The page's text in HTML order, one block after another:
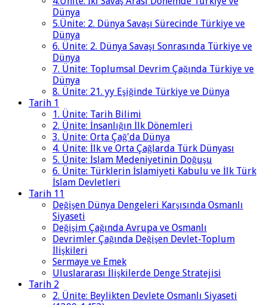
Dünya
5.Ünite: 2. Dünya Savaşı Sürecinde Türkiye ve
Dünya
6. Ünite: 2. Dünya Savaşı Sonrasında Türkiye ve
Dünya
7. Ünite: Toplumsal Devrim Çağında Türkiye ve
Dünya
8. Ünite: 21. yy Eşiğinde Türkiye ve Dünya
Tarih 1
1. Ünite: Tarih Bilimi
2. Ünite: İnsanlığın İlk Dönemleri
3. Ünite: Orta Çağ'da Dünya
4. Ünite: İlk ve Orta Çağlarda Türk Dünyası
5. Ünite: İslam Medeniyetinin Doğuşu
6. Ünite: Türklerin İslamiyeti Kabulu ve İlk Türk
İslam Devletleri
Tarih 11
Değişen Dünya Dengeleri Karşısında Osmanlı
Siyaseti
Değişim Çağında Avrupa ve Osmanlı
Devrimler Çağında Değişen Devlet-Toplum
İlişkileri
Sermaye ve Emek
Uluslararası İlişkilerde Denge Stratejisi
Tarih 2
2. Ünite: Beylikten Devlete Osmanlı Siyaseti